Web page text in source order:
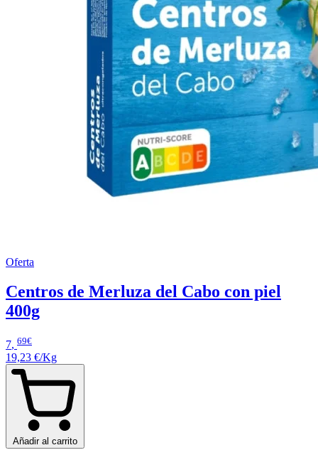
Oferta
Centros de Merluza del Cabo con piel
400g
7, 69€
19,23 €/Kg
Añadir al carrito